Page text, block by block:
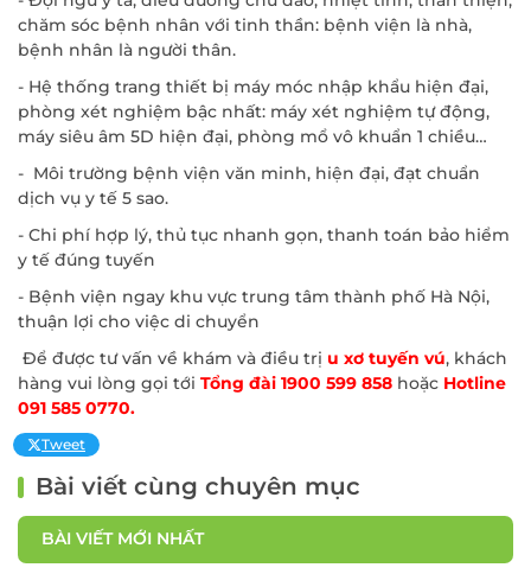
chăm sóc bệnh nhân với tinh thần: bệnh viện là nhà,
bệnh nhân là người thân.
- Hệ thống trang thiết bị máy móc nhập khẩu hiện đại,
phòng xét nghiệm bậc nhất: máy xét nghiệm tự động,
máy siêu âm 5D hiện đại, phòng mổ vô khuẩn 1 chiều…
- Môi trường bệnh viện văn minh, hiện đại, đạt chuẩn
dịch vụ y tế 5 sao.
- Chi phí hợp lý, thủ tục nhanh gọn, thanh toán bảo hiểm
y tế đúng tuyến
- Bệnh viện ngay khu vực trung tâm thành phố Hà Nội,
thuận lợi cho việc di chuyển
Để được tư vấn về khám và điều trị u xơ tuyến vú, khách
hàng vui lòng gọi tới Tổng đài 1900 599 858 hoặc Hotline
091 585 0770.
Tweet
Bài viết cùng chuyên mục
BÀI VIẾT MỚI NHẤT